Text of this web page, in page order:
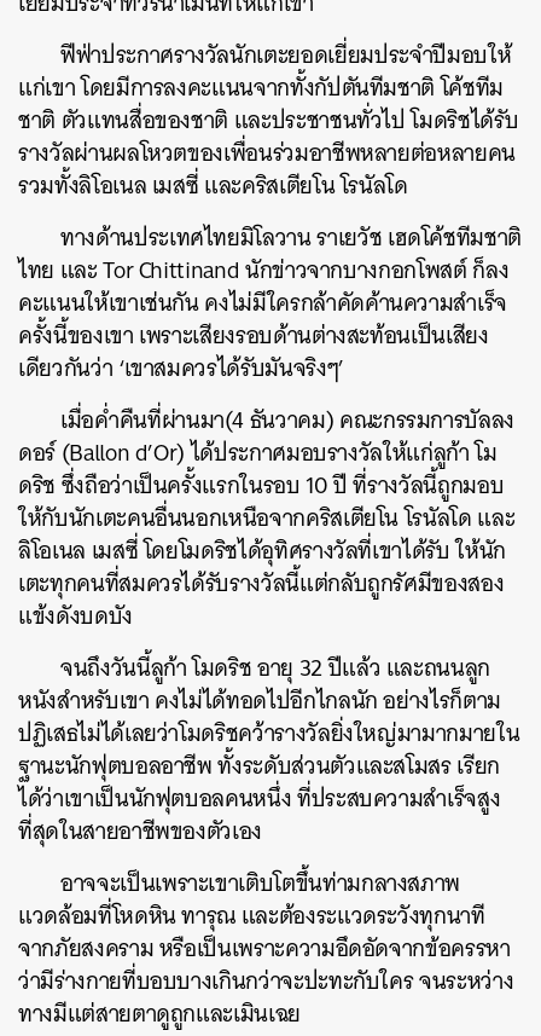
ฟีฟ่าประกาศรางวัลนักเตะยอดเยี่ยมประจำปีมอบให้
แก่เขา โดยมีการลงคะแนนจากทั้งกัปตันทีมชาติ โค้ชทีม
ชาติ ตัวแทนสื่อของชาติ และประชาชนทั่วไป โมดริชได้รับ
รางวัลผ่านผลโหวตของเพื่อนร่วมอาชีพหลายต่อหลายคน
รวมทั้งลิโอเนล เมสซี่ และคริสเตียโน โรนัลโด
ทางด้านประเทศไทยมิโลวาน ราเยวัช เฮดโค้ชทีมชาติ
ไทย และ Tor Chittinand นักข่าวจากบางกอกโพสต์ ก็ลง
คะแนนให้เขาเช่นกันคงไม่มีใครกล้าคัดค้านความสำเร็จ
ครั้งนี้ของเขา เพราะเสียงรอบด้านต่างสะท้อนเป็นเสียง
เดียวกันว่า ‘เขาสมควรได้รับมันจริงๆ’
เมื่อค่ำคืนที่ผ่านมา(4 ธันวาคม) คณะกรรมการบัลลง
ดอร์ (Ballon d’Or) ได้ประกาศมอบรางวัลให้แก่ลูก้า โม
ดริช ซึ่งถือว่าเป็นครั้งแรกในรอบ 10 ปี ที่รางวัลนี้ถูกมอบ
ให้กับนักเตะคนอื่นนอกเหนือจากคริสเตียโน โรนัลโด และ
ลิโอเนล เมสซี่ โดยโมดริชได้อุทิศรางวัลที่เขาได้รับ ให้นัก
เตะทุกคนที่สมควรได้รับรางวัลนี้แต่กลับถูกรัศมีของสอง
แข้งดังบดบัง
จนถึงวันนี้ลูก้า โมดริช อายุ 32 ปีแล้ว และถนนลูก
หนังสำหรับเขา คงไม่ได้ทอดไปอีกไกลนัก อย่างไรก็ตาม
ปฏิเสธไม่ได้เลยว่าโมดริชคว้ารางวัลยิ่งใหญ่มามากมายใน
ฐานะนักฟุตบอลอาชีพ ทั้งระดับส่วนตัวและสโมสร เรียก
ได้ว่าเขาเป็นนักฟุตบอลคนหนึ่ง ที่ประสบความสำเร็จสูง
ที่สุดในสายอาชีพของตัวเอง
อาจจะเป็นเพราะเขาเติบโตขึ้นท่ามกลางสภาพ
แวดล้อมที่โหดหิน ทารุณ และต้องระแวดระวังทุกนาที
จากภัยสงคราม หรือเป็นเพราะความอึดอัดจากข้อครรหา
ว่ามีร่างกายที่บอบบางเกินกว่าจะปะทะกับใคร จนระหว่าง
ทางมีแต่สายตาดูถูกและเมินเฉย